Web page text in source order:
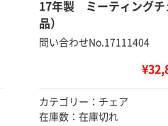
17年製 ミーティングチ
品）
問い合わせNo.17111404
カテゴリー：チェア
在庫数：在庫切れ